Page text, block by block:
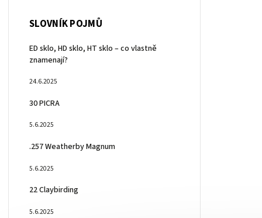
SLOVNÍK POJMŮ
ED sklo, HD sklo, HT sklo – co vlastně
znamenají?
24.6.2025
30 PICRA
5.6.2025
.257 Weatherby Magnum
5.6.2025
22 Claybirding
5.6.2025